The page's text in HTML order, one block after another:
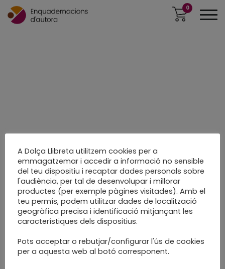
0
Fets a poc a poc i a
mida
A Dolça Llibreta utilitzem cookies per a
emmagatzemar i accedir a informació no sensible
del teu dispositiu i recaptar dades personals sobre
l'audiència, per tal de desenvolupar i millorar
productes (per exemple pàgines visitades). Amb el
teu permís, podem utilitzar dades de localització
geogràfica precisa i identificació mitjançant les
característiques dels dispositius.
Pots acceptar o rebutjar/configurar l'ús de cookies
per a aquesta web al botó corresponent.